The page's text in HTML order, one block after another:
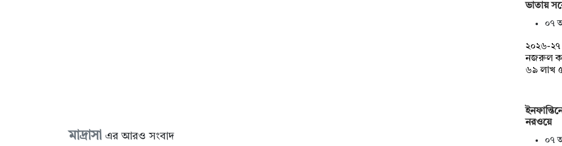
মাদ্রাসা এর আরও সংবাদ
ভাতায়
০৭
২০২৬-২৭
নজরুল
৬৯ লাখ
নরওয়ে
০৭